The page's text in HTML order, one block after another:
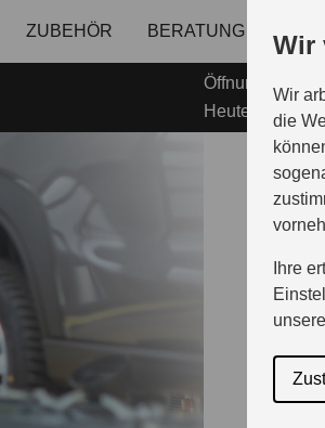
Wir
Wir
die
Ihre
ZUBEHÖR BERATUNG & KAUF
Öffnungszeiten
Heute 08.00 -